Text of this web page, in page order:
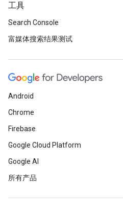
工具
Search Console
富媒体搜索结果测试
Android
Chrome
Firebase
Google Cloud Platform
Google AI
所有产品